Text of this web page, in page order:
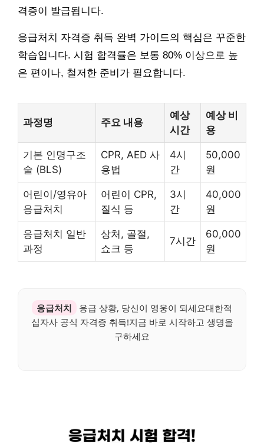
격증이 발급됩니다.
응급처치 자격증 취득 완벽 가이드의 핵심은 꾸준한
학습입니다. 시험 합격률은 보통 80% 이상으로 높
은 편이나, 철저한 준비가 필요합니다.
과정명 주요 내용
예상
시간
예상 비
용
기본 인명구조
술 (BLS)
CPR, AED 사
용법
4시
간
50,000
원
어린이/영유아
응급처치
어린이 CPR,
질식 등
3시
간
40,000
원
응급처치 일반
과정
상처, 골절,
쇼크 등
7시간
60,000
원
응급처치
응급 상황, 당신이 영웅이 되세요대한적
십자사 공식 자격증 취득!지금 바로 시작하고 생명을
구하세요